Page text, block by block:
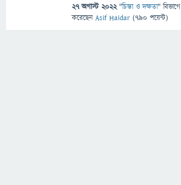
27 অগাস্ট 2022 "চিন্তা ও দক্ষতা" বিভাগে
করেছেনAsif Haidar (790 পয়েন্ট)